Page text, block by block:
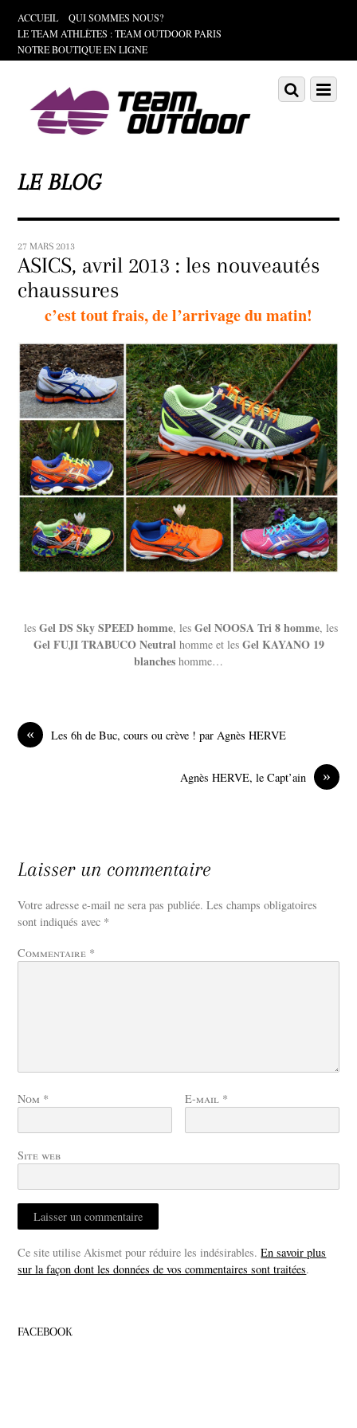
ACCUEIL
QUI SOMMES NOUS?
LE TEAM ATHLÈTES : TEAM OUTDOOR PARIS
NOTRE BOUTIQUE EN LIGNE
Scroll
content
LE BLOG
Menu
Scroll
down
27 MARS 2013
ASICS, avril 2013 : les nouveautés
chaussures
c’est tout frais, de l’arrivage du matin!
les Gel DS Sky SPEED homme, les Gel NOOSA Tri 8 homme, les
Gel FUJI TRABUCO Neutralhomme et les Gel KAYANO 19
blanches homme…
« Les 6h de Buc, cours ou crève ! par Agnès HERVE
»
Agnès HERVE, le Capt’ain
Laisser un commentaire
Votre adresse e-mail ne sera pas publiée. Les champs obligatoires
sont indiqués avec *
Commentaire *
Nom * E-mail *
Site web
Ce site utilise Akismet pour réduire les indésirables.En savoir plus
sur la façon dont les données de vos commentaires sont traitées.
FACEBOOK